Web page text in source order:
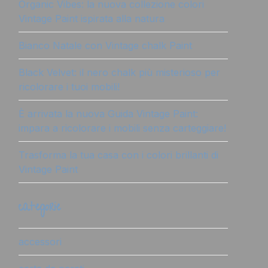
Organic Vibes: la nuova collezione colori
Vintage Paint ispirata alla natura
Bianco Natale con Vintage chalk Paint
Black Velvet: il nero chalk più misterioso per
ricolorare i tuoi mobili!
È arrivata la nuova Guida Vintage Paint:
impara a ricolorare i mobili senza carteggiare!
Trasforma la tua casa con i colori brillanti di
Vintage Paint
categorie
accessori